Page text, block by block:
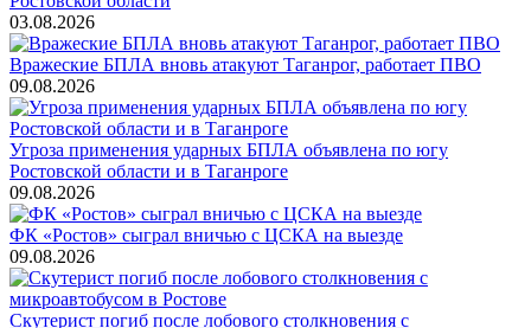
03.08.2026
Вражеские БПЛА вновь атакуют Таганрог, работает ПВО
09.08.2026
Угроза применения ударных БПЛА объявлена по югу
Ростовской области и в Таганроге
09.08.2026
ФК «Ростов» сыграл вничью с ЦСКА на выезде
09.08.2026
Скутерист погиб после лобового столкновения с